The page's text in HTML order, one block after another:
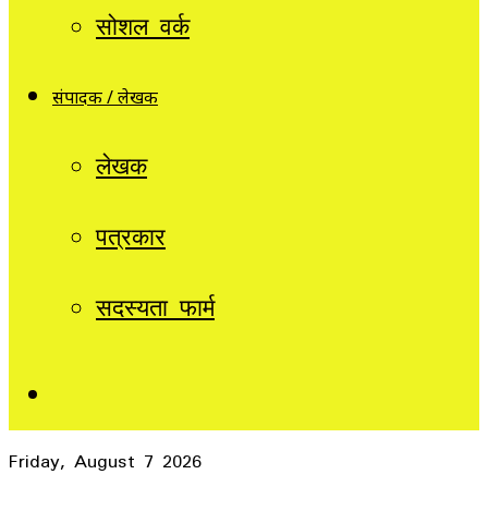
सोशल वर्क
संपादक / लेखक
लेखक
पत्रकार
सदस्यता फार्म
Friday, August 7 2026